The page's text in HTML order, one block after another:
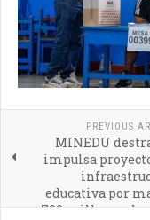
PREVIOUS
MINEDU
impulsa
educativa por
700 millones de